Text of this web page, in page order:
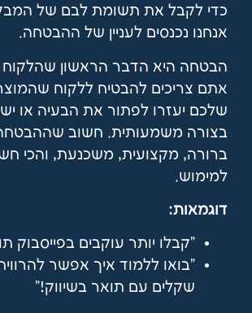
כדי לקבל את תשומת לבם של
אנחנו נכנסים לעניין של ההבטחה.
הבטחה היא הדבר הראשון שהלקוח
אתם צריכים להבטיח ללקוח
שלכם יעזרו לפתור את הבעיה או
בצורה משמעותית. חשוב
ברורה, מקצועית, משכנעת, והכי
למימוש.
דוגמאות:
"קבלו יותר עוקבים בפייסבוק
שקלים עם תואר בשיווק!"